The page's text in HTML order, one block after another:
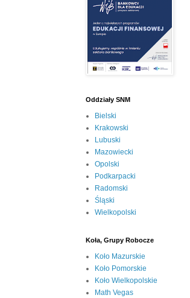
Oddziały SNM
Bielski
Krakowski
Lubuski
Mazowiecki
Opolski
Podkarpacki
Radomski
Śląski
Wielkopolski
Koła, Grupy Robocze
Koło Mazurskie
Koło Pomorskie
Koło Wielkopolskie
Math Vegas